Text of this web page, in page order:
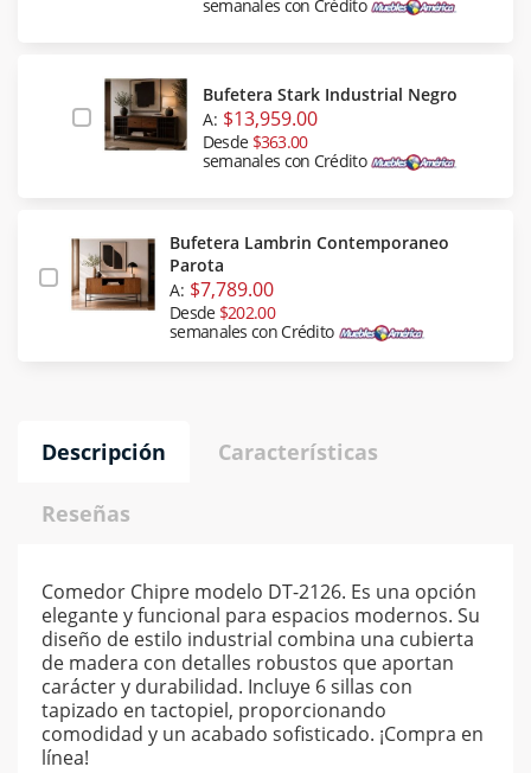
semanales con Crédito
Bufetera Stark Industrial Negro
A: $13,959.00
Desde $363.00
semanales con Crédito
Bufetera Lambrin Contemporaneo
Parota
A: $7,789.00
Desde $202.00
semanales con Crédito
Descripción Características
Reseñas
Comedor Chipre modelo DT-2126. Es una opción
elegante y funcional para espacios modernos. Su
diseño de estilo industrial combina una cubierta
de madera con detalles robustos que aportan
carácter y durabilidad. Incluye 6 sillas con
tapizado en tactopiel, proporcionando
comodidad y un acabado sofisticado. ¡Compra en
línea!